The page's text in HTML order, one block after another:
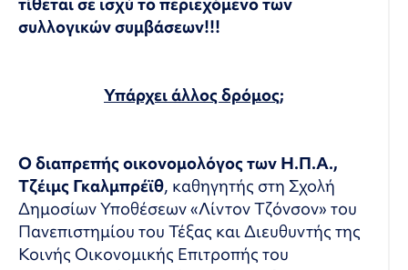
συλλογικών συμβάσεων!!!
Υπάρχει άλλος δρόμος;
Ο διαπρεπής οικονομολόγος των Η.Π.Α.,
Τζέιμς Γκαλμπρέϊθ, καθηγητής στη Σχολή
Δημοσίων Υποθέσεων «Λίντον Τζόνσον» του
Πανεπιστημίου του Τέξας και Διευθυντής της
Κοινής Οικονομικής Επιτροπής του